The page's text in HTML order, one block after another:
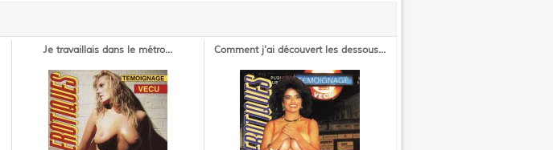
Je travaillais dans le métro... Comment j'ai découvert les dessous...